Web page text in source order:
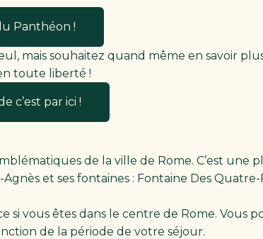
Panthéon !
mais souhaitez quand même en savoir
toute liberté !
c’est par ici !
de la ville de Rome. C’est
et ses fontaines : Fontaine Des
si vous êtes dans le centre de Rome. Vous
de la période de votre séjour.